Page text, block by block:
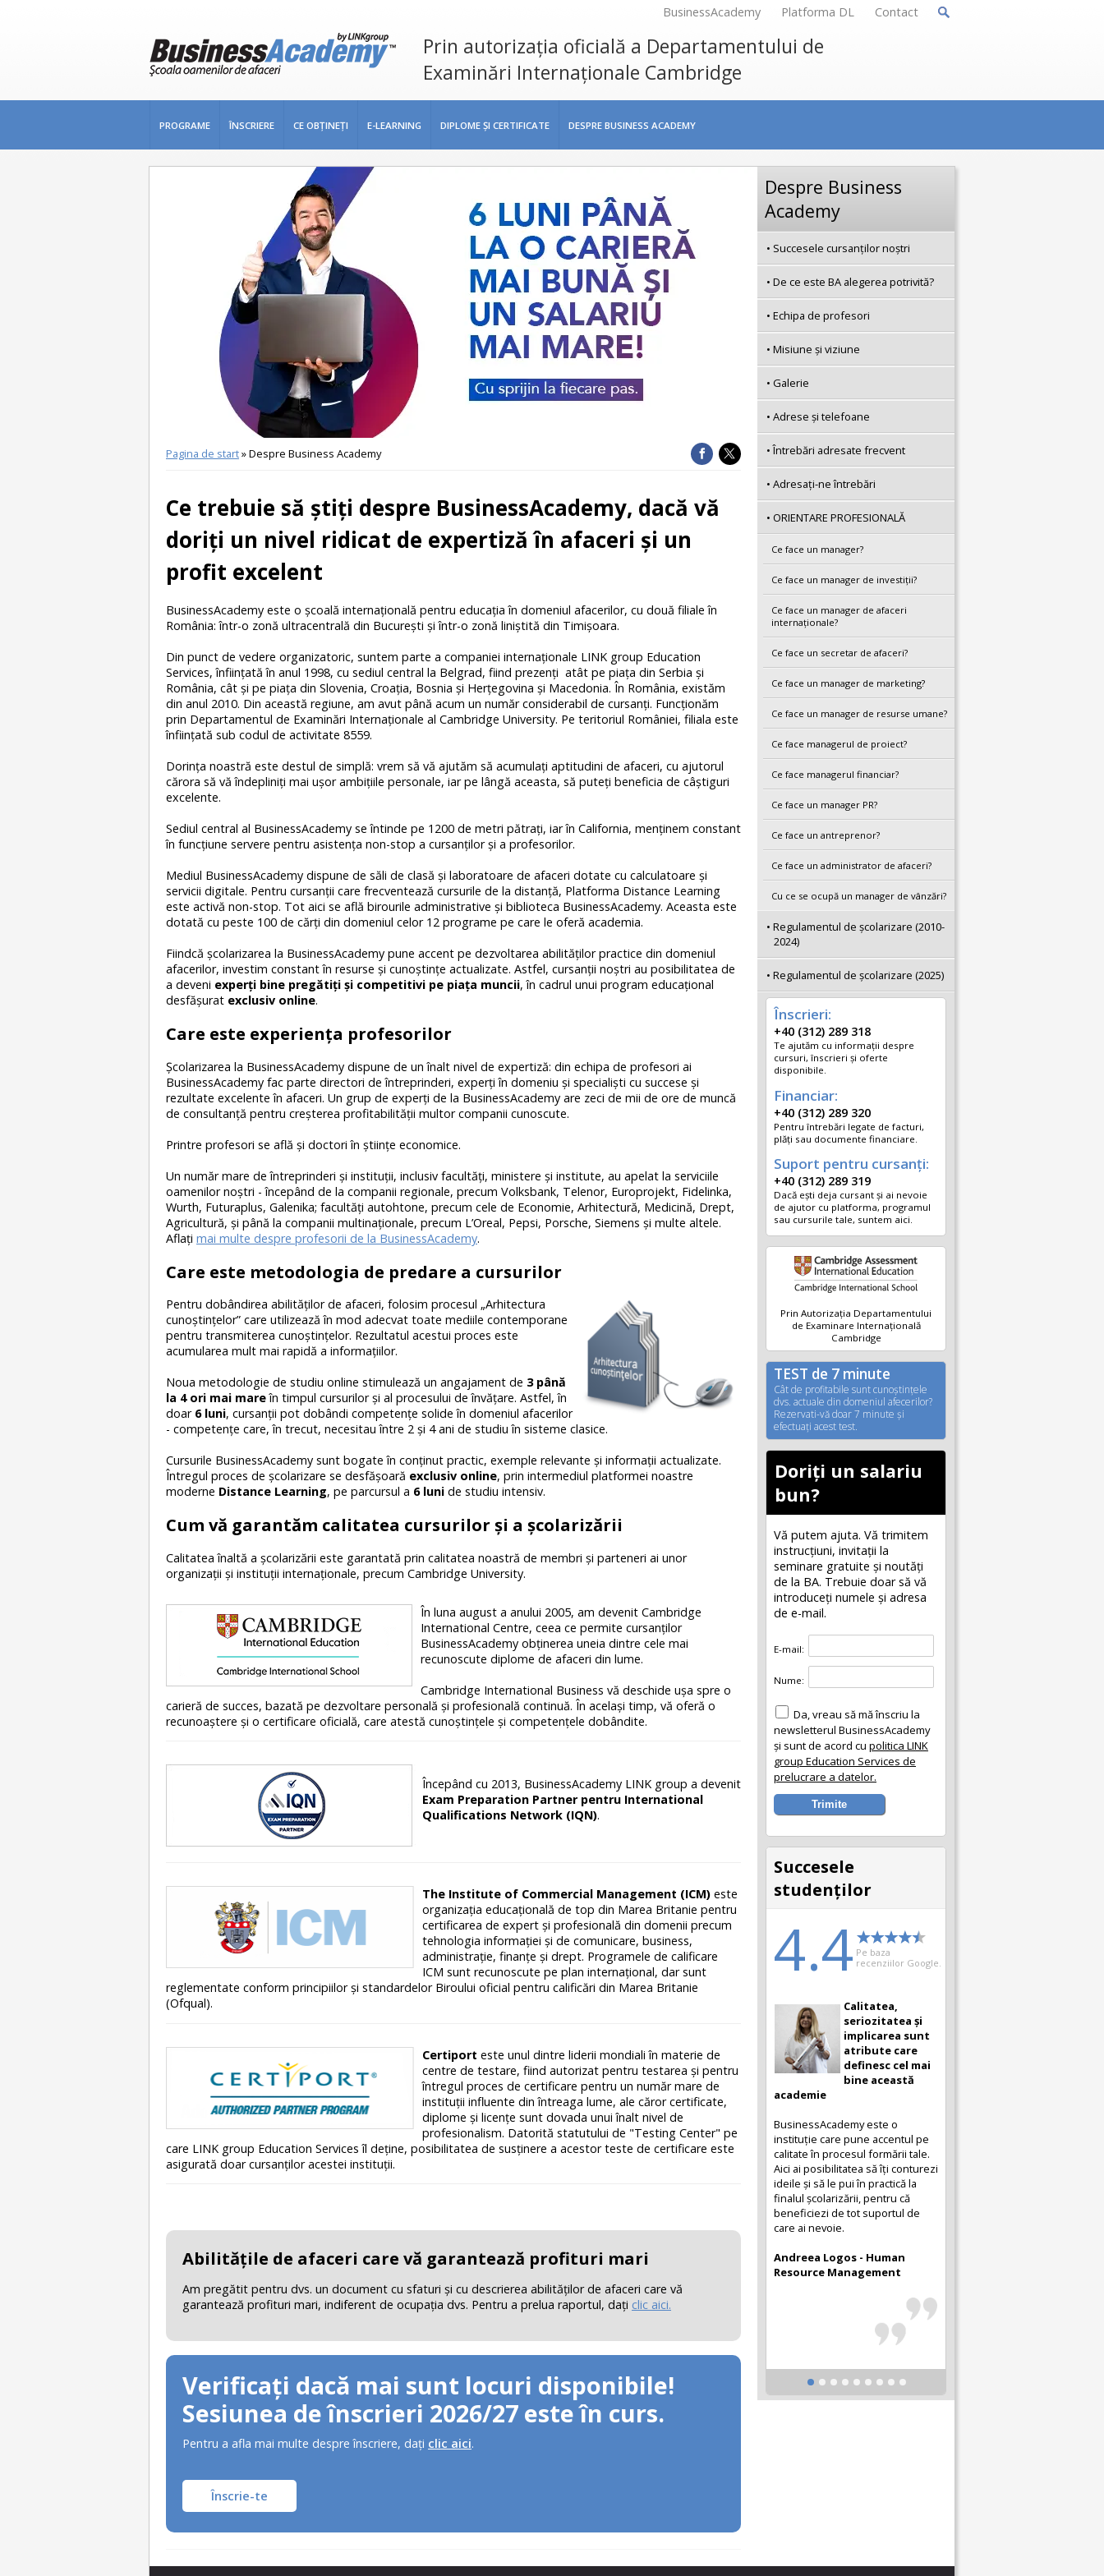
BusinessAcademy Platforma DL Contact
Prin autorizația oficială a Departamentului de
Examinări Internaționale Cambridge
PROGRAME ÎNSCRIERE CE OBŢINEŢI E-LEARNING DIPLOME ŞI CERTIFICATE DESPRE BUSINESS ACADEMY
Pagina de start» Despre Business Academy
Ce trebuie să ştiţi despre BusinessAcademy, dacă vă
doriţi un nivel ridicat de expertiză în afaceri şi un
profit excelent
BusinessAcademy este o şcoală internaţională pentru educaţia în domeniul afacerilor, cu două filiale în
România: într-o zonă ultracentrală din Bucureşti şi într-o zonă liniştită din Timişoara.
Din punct de vedere organizatoric, suntem parte a companiei internaţionale LINK group Education
Services, înfiinţată în anul 1998, cu sediul central la Belgrad, fiind prezenţi atât pe piaţa din Serbia şi
România, cât şi pe piaţa din Slovenia, Croaţia, Bosnia şi Herţegovina şi Macedonia. În România, existăm
din anul 2010. Din această regiune, am avut până acum un număr considerabil de cursanţi. Funcţionăm
prin Departamentul de Examinări Internaţionale al Cambridge University. Pe teritoriul României, filiala este
înființată sub codul de activitate 8559.
Dorinţa noastră este destul de simplă: vrem să vă ajutăm să acumulaţi aptitudini de afaceri, cu ajutorul
cărora să vă îndepliniţi mai uşor ambiţiile personale, iar pe lângă aceasta, să puteţi beneficia de câştiguri
excelente.
Sediul central al BusinessAcademy se întinde pe 1200 de metri pătrați, iar în California, menținem constant
în funcțiune servere pentru asistența non-stop a cursanților și a profesorilor.
Mediul BusinessAcademy dispune de săli de clasă şi laboratoare de afaceri dotate cu calculatoare şi
servicii digitale. Pentru cursanţii care frecventează cursurile de la distanţă, Platforma Distance Learning
este activă non-stop. Tot aici se află birourile administrative și biblioteca BusinessAcademy. Aceasta este
dotată cu peste 100 de cărți din domeniul celor 12 programe pe care le oferă academia.
Fiindcă școlarizarea la BusinessAcademy pune accent pe dezvoltarea abilităților practice din domeniul
afacerilor, investim constant în resurse și cunoștințe actualizate. Astfel, cursanții noștri au posibilitatea de
a deveni experți bine pregătiți și competitivi pe piața muncii, în cadrul unui program educațional
desfășurat exclusiv online.
Care este experienţa profesorilor
Şcolarizarea la BusinessAcademy dispune de un înalt nivel de expertiză: din echipa de profesori ai
BusinessAcademy fac parte directori de întreprinderi, experţi în domeniu şi specialişti cu succese şi
rezultate excelente în afaceri. Un grup de experți de la BusinessAcademy are zeci de mii de ore de muncă
de consultanță pentru creșterea profitabilității multor companii cunoscute.
Printre profesori se află şi doctori în ştiinţe economice.
Un număr mare de întreprinderi şi instituţii, inclusiv facultăţi, ministere şi institute, au apelat la serviciile
oamenilor noştri - începând de la companii regionale, precum Volksbank, Telenor, Europrojekt, Fidelinka,
Wurth, Futuraplus, Galenika; facultăți autohtone, precum cele de Economie, Arhitectură, Medicină, Drept,
Agricultură, şi până la companii multinaţionale, precum L’Оreal, Pepsi, Porsche, Siemens și multe altele.
Aflaţi mai multe despre profesorii de la BusinessAcademy.
Care este metodologia de predare a cursurilor
Pentru dobândirea abilităţilor de afaceri, folosim procesul „Arhitectura
cunoştinţelor” care utilizează în mod adecvat toate mediile contemporane
pentru transmiterea cunoştinţelor. Rezultatul acestui proces este
acumularea mult mai rapidă a informaţiilor.
Noua metodologie de studiu online stimulează un angajament de 3 până
la 4 ori mai mareîn timpul cursurilor și al procesului de învățare. Astfel, în
doar 6 luni, cursanții pot dobândi competențe solide în domeniul afacerilor
- competențe care, în trecut, necesitau între 2 și 4 ani de studiu în sisteme clasice.
Cursurile BusinessAcademy sunt bogate în conținut practic, exemple relevante și informații actualizate.
Întregul proces de școlarizare se desfășoară exclusiv online, prin intermediul platformei noastre
moderne Distance Learning, pe parcursul a 6 luni de studiu intensiv.
Cum vă garantăm calitatea cursurilor şi a şcolarizării
Calitatea înaltă a şcolarizării este garantată prin calitatea noastră de membri şi parteneri ai unor
organizaţii şi instituţii internaţionale, precum Cambridge University.
În luna august a anului 2005, am devenit Cambridge
International Centre, ceea ce permite cursanţilor
BusinessAcademy obţinerea uneia dintre cele mai
recunoscute diplome de afaceri din lume.
Cambridge International Business vă deschide uşa spre o
carieră de succes, bazată pe dezvoltare personală şi profesională continuă. În acelaşi timp, vă oferă o
recunoaştere şi o certificare oficială, care atestă cunoştinţele şi competenţele dobândite.
Începând cu 2013, BusinessAcademy LINK group a devenit
Exam Preparation Partner pentru International
Qualifications Network (IQN).
The Institute of Commercial Management (ICM) este
organizația educațională de top din Marea Britanie pentru
certificarea de expert și profesională din domenii precum
tehnologia informației și de comunicare, business,
administrație, finanțe și drept. Programele de calificare
ICM sunt recunoscute pe plan internațional, dar sunt
reglementate conform principiilor și standardelor Biroului oficial pentru calificări din Marea Britanie
(Ofqual).
Certiport este unul dintre liderii mondiali în materie de
centre de testare, fiind autorizat pentru testarea şi pentru
întregul proces de certificare pentru un număr mare de
instituţii influente din întreaga lume, ale căror certificate,
diplome şi licenţe sunt dovada unui înalt nivel de
profesionalism. Datorită statutului de "Testing Center" pe
care LINK group Education Services îl deţine, posibilitatea de susţinere a acestor teste de certificare este
asigurată doar cursanţilor acestei instituţii.
Abilităţile de afaceri care vă garantează profituri mari
Am pregătit pentru dvs. un document cu sfaturi şi cu descrierea abilităţilor de afaceri care vă
garantează profituri mari, indiferent de ocupaţia dvs. Pentru a prelua raportul, daţi clic aici.
Verificați dacă mai sunt locuri disponibile!
Sesiunea de înscrieri 2026/27 este în curs.
Pentru a afla mai multe despre înscriere, daţi clic aici.
Înscrie-te
Despre Business
Academy
Succesele cursanţilor noştri
De ce este BA alegerea potrivită?
Echipa de profesori
Misiune şi viziune
Galerie
Adrese şi telefoane
Întrebări adresate frecvent
Adresaţi-ne întrebări
ORIENTARE PROFESIONALĂ
Ce face un manager?
Ce face un manager de investiții?
Ce face un manager de afaceri
internaţionale?
Ce face un secretar de afaceri?
Ce face un manager de marketing?
Ce face un manager de resurse umane?
Ce face managerul de proiect?
Ce face managerul financiar?
Ce face un manager PR?
Ce face un antreprenor?
Ce face un administrator de afaceri?
Cu ce se ocupă un manager de vânzări?
Regulamentul de școlarizare (2010-
2024)
Regulamentul de școlarizare (2025)
Înscrieri:
+40 (312) 289 318
Te ajutăm cu informații despre
cursuri, înscrieri și oferte
disponibile.
Financiar:
+40 (312) 289 320
Pentru întrebări legate de facturi,
plăți sau documente financiare.
Suport pentru cursanți:
+40 (312) 289 319
Dacă ești deja cursant și ai nevoie
de ajutor cu platforma, programul
sau cursurile tale, suntem aici.
Prin Autorizația Departamentului
de Examinare Internațională
Cambridge
TEST de 7 minute
Cât de profitabile sunt cunoştinţele
dvs. actuale din domeniul afecerilor?
Rezervati-vă doar 7 minute şi
efectuaţi acest test.
Doriți un salariu
bun?
Vă putem ajuta. Vă trimitem
instrucțiuni, invitaţii la
seminare gratuite şi noutăţi
de la BA. Trebuie doar să vă
introduceţi numele și adresa
de e-mail.
E-mail:
Nume:
Da, vreau să mă înscriu la
newsletterul BusinessAcademy
și sunt de acord cu politica LINK
group Education Services de
prelucrare a datelor.
Succesele
studenţilor
4.4 Pe baza
recenziilor Google.
Calitatea,
seriozitatea și
implicarea sunt
atribute care
definesc cel mai
bine această
academie
BusinessAcademy este o
instituție care pune accentul pe
calitate în procesul formării tale.
Aici ai posibilitatea să îți conturezi
ideile și să le pui în practică la
finalul școlarizării, pentru că
beneficiezi de tot suportul de
care ai nevoie.
Andreea Logos - Human
Resource Management